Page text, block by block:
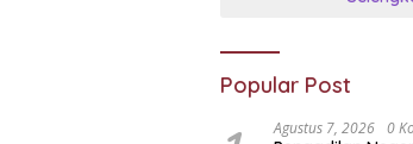
Popular Post
Agustus 7, 2026 0